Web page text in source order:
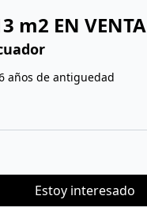
m2 EN VENTA
años de antiguedad
Estoy interesado